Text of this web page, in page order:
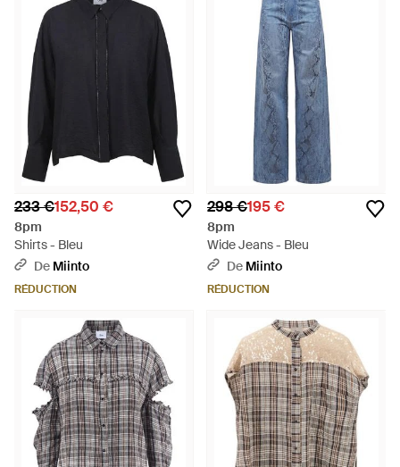
233 €152,50 €
8pm
Shirts - Bleu
De Miinto
RÉDUCTION
298 €195 €
8pm
Wide Jeans - Bleu
De Miinto
RÉDUCTION